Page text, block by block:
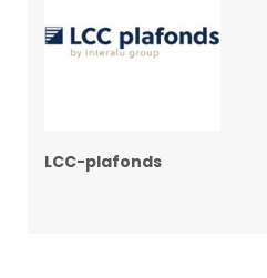
LCC-plafonds